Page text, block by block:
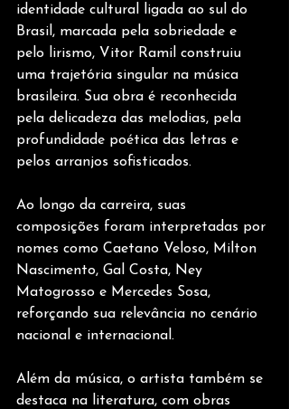
identidade cultural ligada ao sul do
Brasil, marcada pela sobriedade e
pelo lirismo, Vitor Ramil construiu
uma trajetória singular na música
brasileira. Sua obra é reconhecida
pela delicadeza das melodias, pela
profundidade poética das letras e
pelos arranjos sofisticados.
Ao longo da carreira, suas
composições foram interpretadas por
nomes como Caetano Veloso, Milton
Nascimento, Gal Costa, Ney
Matogrosso e Mercedes Sosa,
reforçando sua relevância no cenário
nacional e internacional.
Além da música, o artista também se
destaca na literatura, com obras